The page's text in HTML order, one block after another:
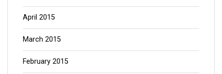
April 2015
March 2015
February 2015